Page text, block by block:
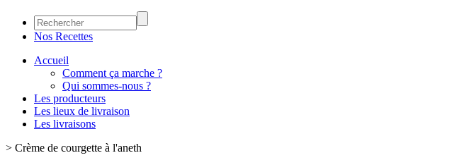
Nos Recettes
Accueil
Comment ça marche ?
Qui sommes-nous ?
Les producteurs
Les lieux de livraison
Les livraisons
> Crème de courgette à l'aneth